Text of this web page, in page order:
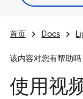
首页 Docs
该内容对您有帮助吗
使用视